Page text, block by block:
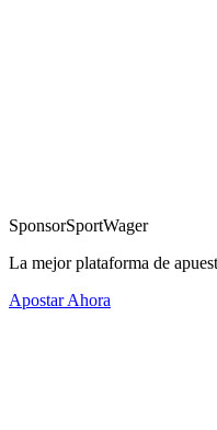
SponsorSportWager
La mejor plataforma de
Apostar Ahora